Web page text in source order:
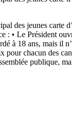
des jeunes carte
Le Président
à 18 ans, mais il
chacun des
publique,